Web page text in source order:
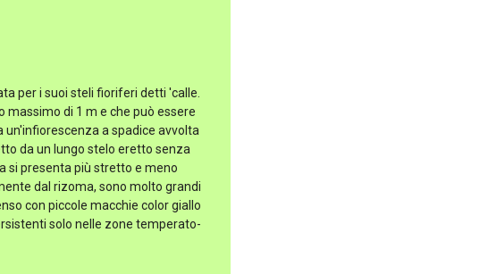
per i suoi steli fioriferi detti 'calle.
di 1 m e che può essere
a spadice avvolta
da un lungo stelo eretto senza
si presenta più stretto e meno
dal rizoma, sono molto grandi
con piccole macchie color giallo
solo nelle zone temperato-